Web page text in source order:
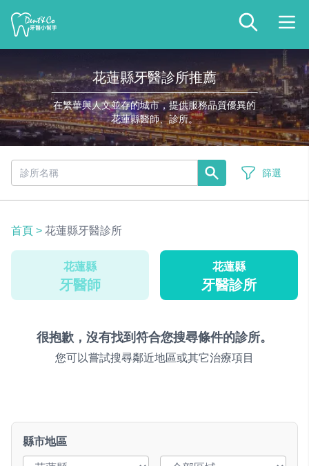
花蓮縣牙醫診所推薦
在繁華與人文並存的城市，提供服務品質優異的
花蓮縣醫師、診所。
篩選
首頁 > 花蓮縣牙醫診所
花蓮縣
牙醫師
花蓮縣
牙醫診所
很抱歉，沒有找到符合您搜尋條件的診所。
您可以嘗試搜尋鄰近地區或其它治療項目
縣市地區